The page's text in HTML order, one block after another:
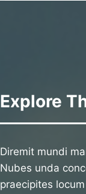
Explore
Diremit mundi
Nubes unda
praecipites